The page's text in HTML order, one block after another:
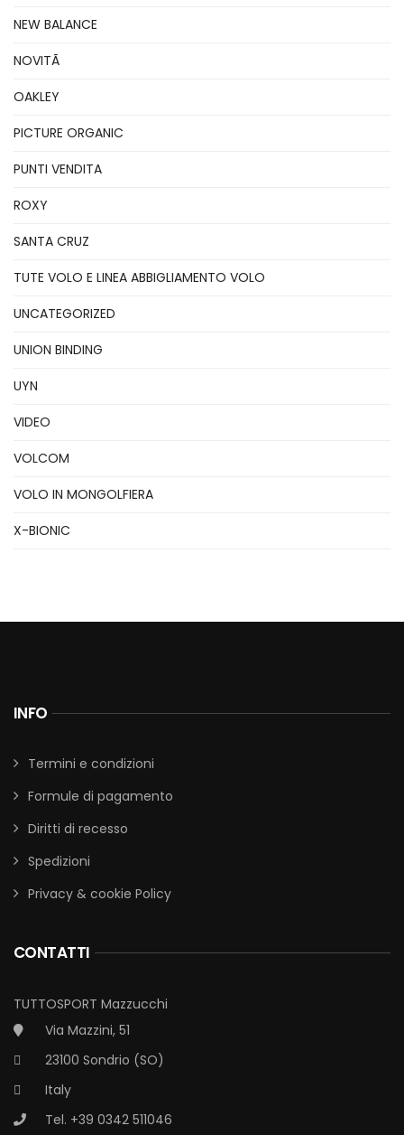
NEW BALANCE
NOVITÃ
OAKLEY
PICTURE ORGANIC
PUNTI VENDITA
ROXY
SANTA CRUZ
TUTE VOLO E LINEA ABBIGLIAMENTO VOLO
UNCATEGORIZED
UNION BINDING
UYN
VIDEO
VOLCOM
VOLO IN MONGOLFIERA
X-BIONIC
INFO
Termini e condizioni
Formule di pagamento
Diritti di recesso
Spedizioni
Privacy & cookie Policy
CONTATTI
TUTTOSPORT Mazzucchi
Via Mazzini, 51
23100 Sondrio (SO)
Italy
Tel. +39 0342 511046